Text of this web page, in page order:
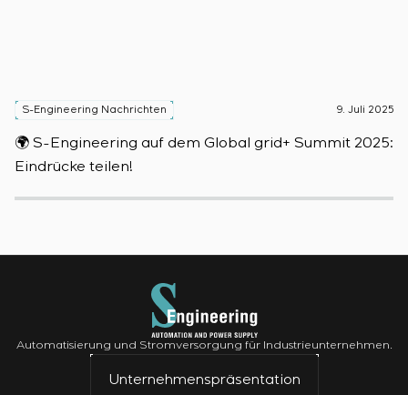
S-Engineering Nachrichten 9. Juli 2025
🌍 S-Engineering auf dem Global grid+ Summit 2025:
Eindrücke teilen!
Automatisierung und Stromversorgung für Industrieunternehmen.
Unternehmenspräsentation